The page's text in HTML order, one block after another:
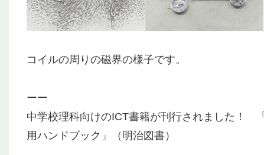
コイルの周りの磁界の様子です。
ーー
中学校理科向けのICT書籍が刊行されました！ 「
用ハンドブック 」（明治図書）